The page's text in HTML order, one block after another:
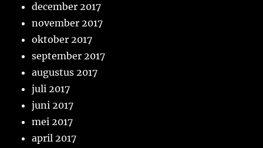
december 2017
november 2017
oktober 2017
september 2017
augustus 2017
juli 2017
juni 2017
mei 2017
april 2017